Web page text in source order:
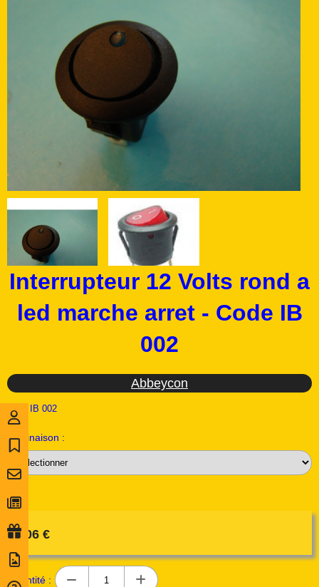
Interrupteur 12 Volts rond a
led marche arret - Code IB
002
Abbeycon
Ref : IB 002
Déclinaison :
3,06 €
Quantité :